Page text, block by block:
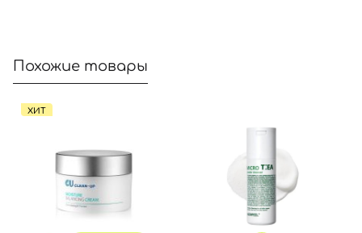
Похожие товары
ХИТ
Отправляя форму для авторизации/регистрации, вы
Войти с помощью e-mail